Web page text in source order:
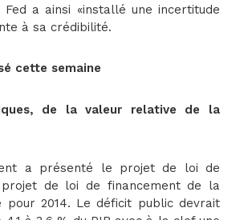
a ainsi «installé une incertitude
à sa crédibilité.
cette semaine
de la valeur relative de la
a présenté le projet de loi de
de loi de financement de la
pour 2014. Le déficit public devrait